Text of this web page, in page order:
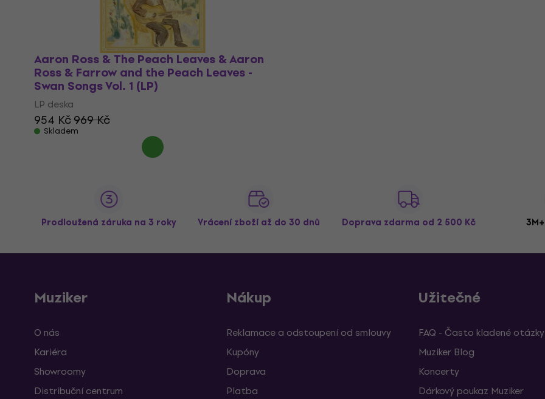
Aaron Ross & The Peach Leaves & Aaron
Ross & Farrow and the Peach Leaves -
Swan Songs Vol. 1 (LP)
LP deska
954 Kč969 Kč
Skladem
Prodloužená záruka na 3 roky Vrácení zboží až do 30 dnů Doprava zdarma od 2 500 Kč
Muziker
O nás
Kariéra
Showroomy
Distribuční centrum
Nákup
Reklamace a odstoupení od smlouvy
Kupóny
Doprava
Platba
Užitečné
FAQ - Často kladené otázky
Muziker Blog
Koncerty
Dárkový poukaz Muziker